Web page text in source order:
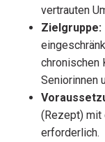
vertrauten
Zielgruppe:
chronischen
Seniorinnen
(Rezept) mit
erforderlich.